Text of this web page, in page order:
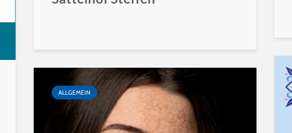
ALLGEMEIN